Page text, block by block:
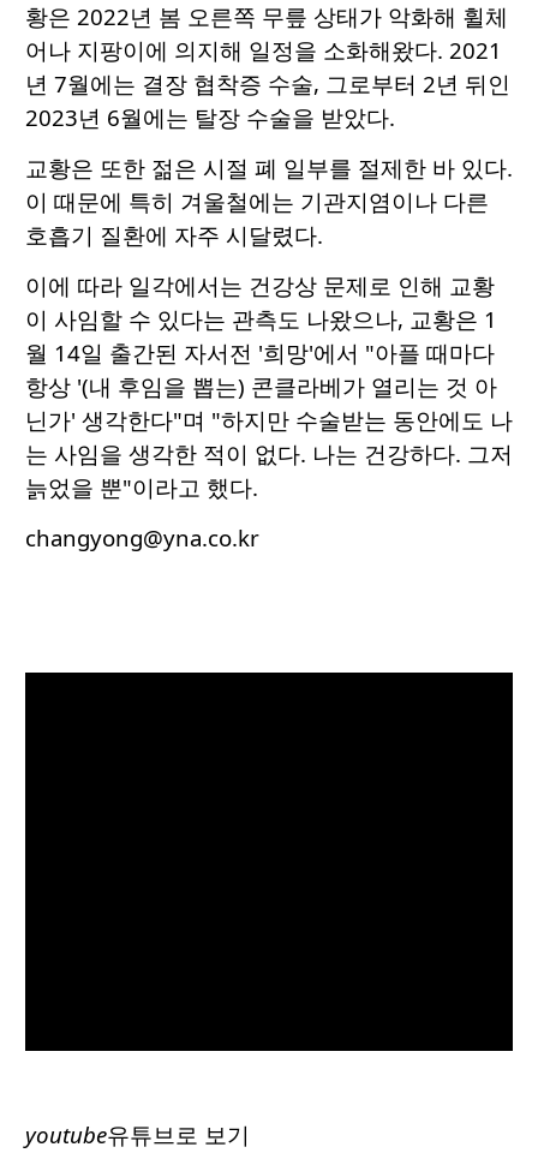
황은 2022년 봄 오른쪽 무릎 상태가 악화해 휠체
어나 지팡이에 의지해 일정을 소화해왔다. 2021
년 7월에는 결장 협착증 수술, 그로부터 2년 뒤인
2023년 6월에는 탈장 수술을 받았다.
교황은 또한 젊은 시절 폐 일부를 절제한 바 있다.
이 때문에 특히 겨울철에는 기관지염이나 다른
호흡기 질환에 자주 시달렸다.
이에 따라 일각에서는 건강상 문제로 인해 교황
이 사임할 수 있다는 관측도 나왔으나, 교황은 1
월 14일 출간된 자서전 '희망'에서 "아플 때마다
항상 '(내 후임을 뽑는) 콘클라베가 열리는 것 아
닌가' 생각한다"며 "하지만 수술받는 동안에도 나
는 사임을 생각한 적이 없다. 나는 건강하다. 그저
늙었을 뿐"이라고 했다.
changyong@yna.co.kr
youtube유튜브로 보기